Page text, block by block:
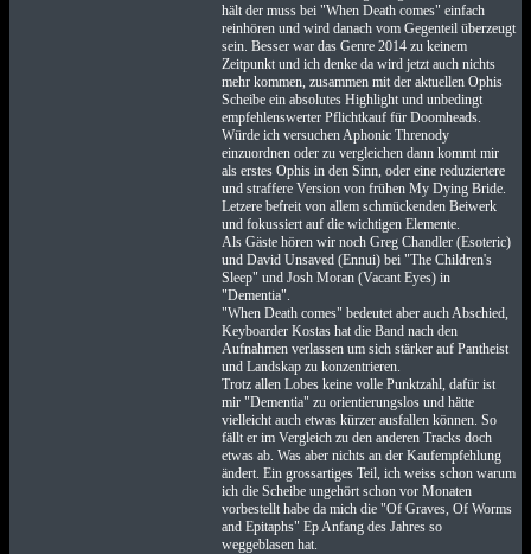
hält der muss bei "When Death comes" einfach
reinhören und wird danach vom Gegenteil überzeugt
sein. Besser war das Genre 2014 zu keinem
Zeitpunkt und ich denke da wird jetzt auch nichts
mehr kommen, zusammen mit der aktuellen Ophis
Scheibe ein absolutes Highlight und unbedingt
empfehlenswerter Pflichtkauf für Doomheads.
Würde ich versuchen Aphonic Threnody
einzuordnen oder zu vergleichen dann kommt mir
als erstes Ophis in den Sinn, oder eine reduziertere
und straffere Version von frühen My Dying Bride.
Letzere befreit von allem schmückenden Beiwerk
und fokussiert auf die wichtigen Elemente.
Als Gäste hören wir noch Greg Chandler (Esoteric)
und David Unsaved (Ennui) bei "The Children's
Sleep" und Josh Moran (Vacant Eyes) in
"Dementia".
"When Death comes" bedeutet aber auch Abschied,
Keyboarder Kostas hat die Band nach den
Aufnahmen verlassen um sich stärker auf Pantheist
und Landskap zu konzentrieren.
Trotz allen Lobes keine volle Punktzahl, dafür ist
mir "Dementia" zu orientierungslos und hätte
vielleicht auch etwas kürzer ausfallen können. So
fällt er im Vergleich zu den anderen Tracks doch
etwas ab. Was aber nichts an der Kaufempfehlung
ändert. Ein grossartiges Teil, ich weiss schon warum
ich die Scheibe ungehört schon vor Monaten
vorbestellt habe da mich die "Of Graves, Of Worms
and Epitaphs" Ep Anfang des Jahres so
weggeblasen hat.